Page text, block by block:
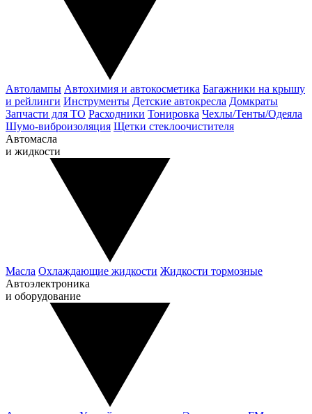
Автолампы Автохимия и автокосметика Багажники на крышу
и рейлинги Инструменты Детские автокресла Домкраты
Запчасти для ТО Расходники Тонировка Чехлы/Тенты/Одеяла
Шумо-виброизоляция Щетки стеклоочистителя
Автомасла
и жидкости
Масла Охлаждающие жидкости Жидкости тормозные
Автоэлектроника
и оборудование